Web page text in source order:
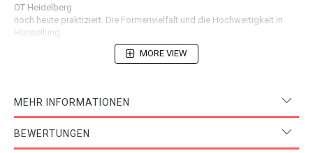
OT Heidelberg
noch heute praktiziert. Die Formenvielfalt und die Hochwertigkeit in
Herstellung
und Verarbeitung der Erzgebirgischen Volkskunst beweisen eine
Artikelmaße:
Länge: 22 cm
Breite: 22 cm
Höhe : 19 cm
MORE VIEW
MEHR INFORMATIONEN
BEWERTUNGEN